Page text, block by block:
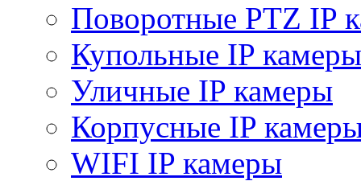
Поворотные PTZ IP
Купольные IP камеры
Уличные IP камеры
Корпусные IP
WIFI IP камеры